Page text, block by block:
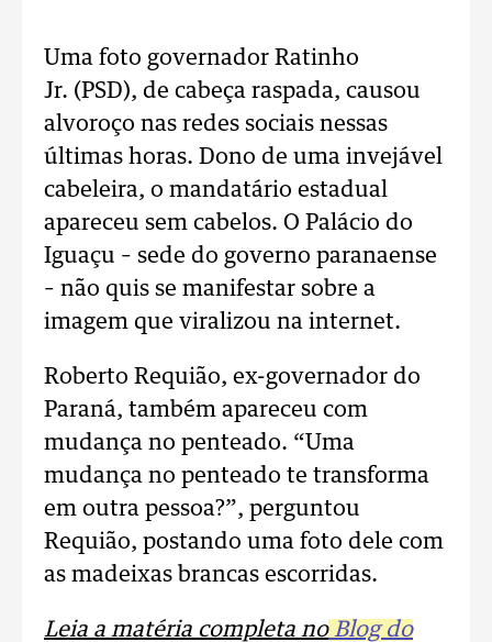
Uma foto governador Ratinho
Jr. (PSD), de cabeça raspada, causou
alvoroço nas redes sociais nessas
últimas horas. Dono de uma invejável
cabeleira, o mandatário estadual
apareceu sem cabelos. O Palácio do
Iguaçu – sede do governo paranaense
– não quis se manifestar sobre a
imagem que viralizou na internet.
Roberto Requião, ex-governador do
Paraná, também apareceu com
mudança no penteado. “Uma
mudança no penteado te transforma
em outra pessoa?”, perguntou
Requião, postando uma foto dele com
as madeixas brancas escorridas.
Leia a matéria completa noBlog do